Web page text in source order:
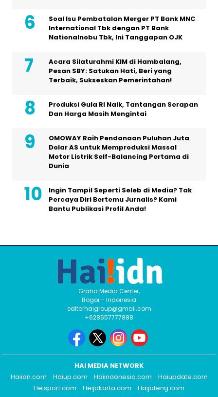
Soal Isu Pembatalan Merger PT Bank MNC
International Tbk dengan PT Bank
Nationalnobu Tbk, Ini Tanggapan OJK
Acara Silaturahmi KIM di Hambalang,
Pesan SBY: Satukan Hati, Beri yang
Terbaik, Sukseskan Pemerintahan!
Produksi Gula RI Naik, Tantangan Serapan
Dan Harga Masih Mengintai
OMOWAY Raih Pendanaan Puluhan Juta
Dolar AS untuk Memproduksi Massal
Motor Listrik Self-Balancing Pertama di
Dunia
Ingin Tampil Seperti Seleb di Media? Tak
Percaya Diri Bertemu Jurnalis? Kami
Bantu Publikasi Profil Anda!
Graha Media Center,
Bogor - Indonesia
editorhaigroup@gmail.com
+628557777888
HAI MEDIA NETWORK
Haiidn.com
Haiup.com Haiindonesia.com
Haiupdate.com
Heisport.com
Heijakarta.com
Haijateng.com